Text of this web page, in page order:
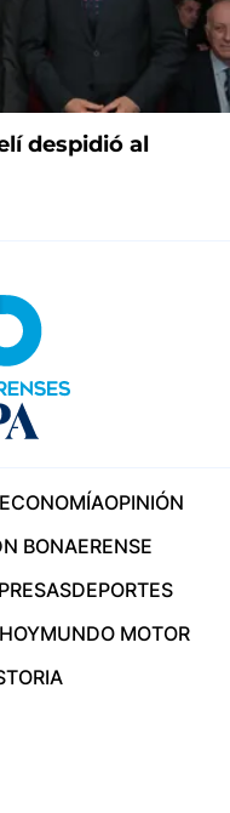
despidió al
ECONOMÍAOPINIÓN
BONAERENSE
DEPORTES
MUNDO MOTOR